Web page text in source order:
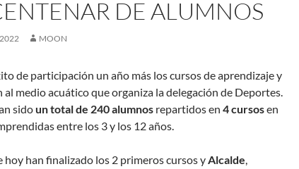
DE ALUMNOS
MOON
de participación un año más los cursos de aprendizaje y
al medio acuático que organiza la delegación de Deportes.
sidoun total de 240 alumnos repartidos en 4 cursosen
entre los 3 y los 12 años.
hoy han finalizado los 2 primeros cursos yAlcalde,